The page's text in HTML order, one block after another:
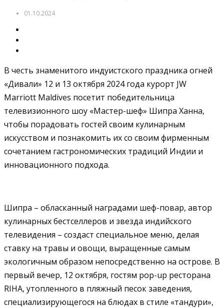
01.10.2024
В честь знаменитого индуистского праздника огней
«Дивали» 12 и 13 октября 2024 года курорт JW
Marriott Maldives посетит победительница
телевизионного шоу «Мастер-шеф» Шипра Ханна,
чтобы порадовать гостей своим кулинарным
искусством и познакомить их со своим фирменным
сочетанием гастрономических традиций Индии и
инновационного подхода.
Шипра – обласканный наградами шеф-повар, автор
кулинарных бестселлеров и звезда индийского
телевидения – создаст специальное меню, делая
ставку на травы и овощи, выращенные самым
экологичным образом непосредственно на острове. В
первый вечер, 12 октября, гостям pop-up ресторана
RIHA, утопленного в пляжный песок заведения,
специализирующегося на блюдах в стиле «тандури»,